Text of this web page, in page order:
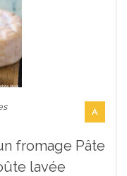
A
fromage Pâte
lavée